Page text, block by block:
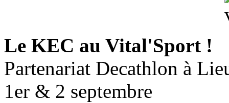
Le KEC au Vital'Sport !
Partenariat Decathlon à
1er & 2 septembre